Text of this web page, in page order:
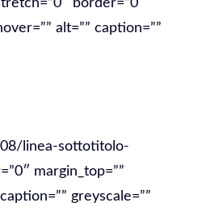
border=”0″
alt=”” caption=””
linea-sottotitolo-
margin_top=””
greyscale=””